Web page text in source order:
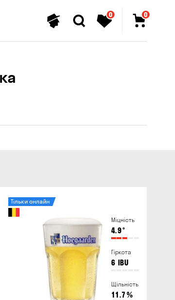
0 0
Міцність
4.9°
Гіркота
6 IBU
Щільність
11.7%
Тільки онлайн